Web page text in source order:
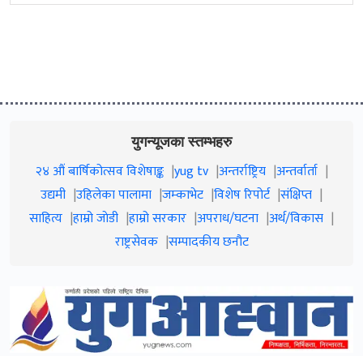
युगन्यूजका स्तम्भहरु
२४ औं बार्षिकोत्सव विशेषाङ्क yug tv अन्तर्राष्ट्रिय अन्तर्वार्ता
उद्यमी उहिलेका पालामा जम्काभेट विशेष रिपोर्ट संक्षिप्त
साहित्य हाम्रो जाेडी हाम्रो सरकार अपराध/घटना अर्थ/विकास
राष्ट्रसेवक सम्पादकीय छनौट